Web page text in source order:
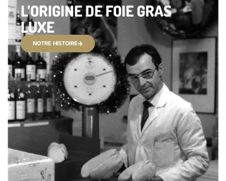
L’ORIGINE DE FOIE GRAS
LUXE
NOTRE HISTOIRE